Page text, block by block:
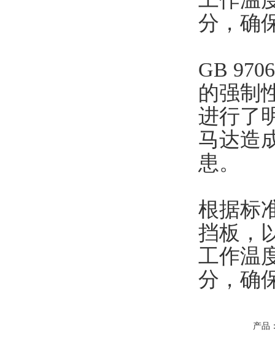
分，确
GB
的强制
进行了
马达造
患。
根据标
挡板‌，
工作温
分，确
产品